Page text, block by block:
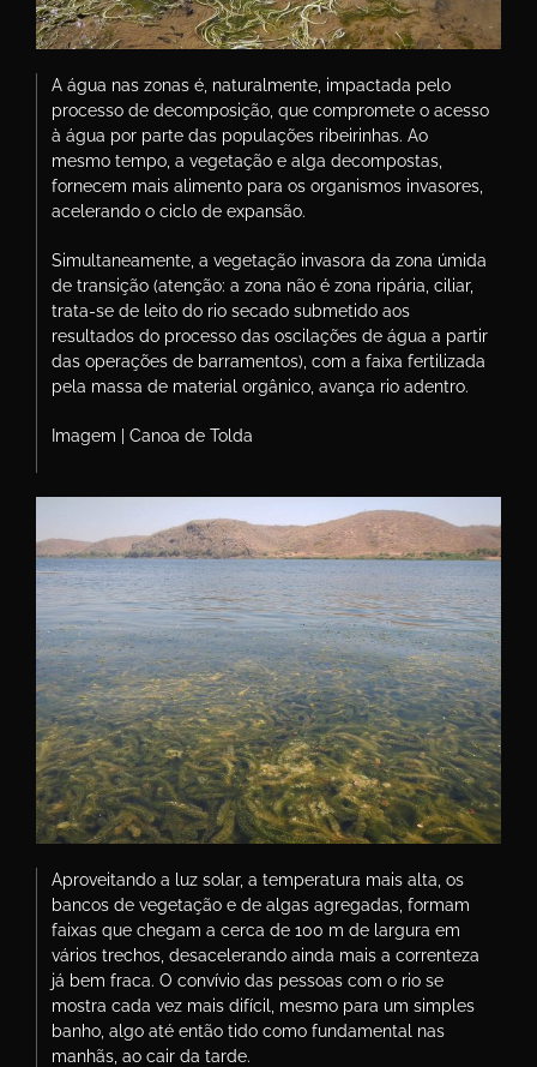
A água nas zonas é, naturalmente, impactada pelo
processo de decomposição, que compromete o acesso
à água por parte das populações ribeirinhas. Ao
mesmo tempo, a vegetação e alga decompostas,
fornecem mais alimento para os organismos invasores,
acelerando o ciclo de expansão.
Simultaneamente, a vegetação invasora da zona úmida
de transição (atenção: a zona não é zona ripária, ciliar,
trata-se de leito do rio secado submetido aos
resultados do processo das oscilações de água a partir
das operações de barramentos), com a faixa fertilizada
pela massa de material orgânico, avança rio adentro.
Imagem | Canoa de Tolda
Aproveitando a luz solar, a temperatura mais alta, os
bancos de vegetação e de algas agregadas, formam
faixas que chegam a cerca de 100 m de largura em
vários trechos, desacelerando ainda mais a correnteza
já bem fraca. O convívio das pessoas com o rio se
mostra cada vez mais difícil, mesmo para um simples
banho, algo até então tido como fundamental nas
manhãs, ao cair da tarde.